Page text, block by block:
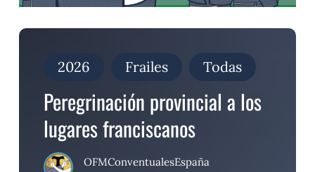
Peregrinación
franciscanos
2026 Frailes Todas
Peregrinación provincial a los
lugares franciscanos
OFMConventualesEspaña